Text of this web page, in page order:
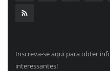
Inscreva-se aqui para obter
interessantes!